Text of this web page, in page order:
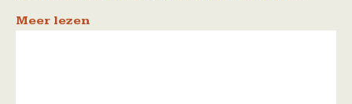
Meer lezen